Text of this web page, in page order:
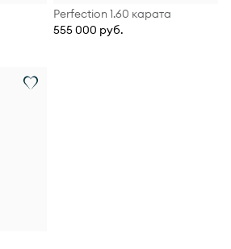
Perfection 1.60 карата
555 000 руб.